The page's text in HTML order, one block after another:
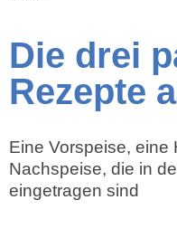
Die drei
Rezepte
Eine Vorspeise, eine
Nachspeise, die in
eingetragen sind